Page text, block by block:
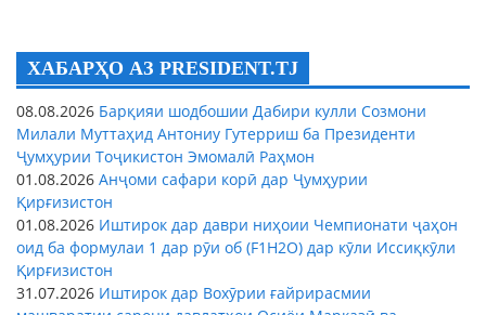
ХАБАРҲО АЗ PRESIDENT.TJ
08.08.2026 Барқияи шодбошии Дабири кулли Созмони
Милали Муттаҳид Антониу Гутерриш ба Президенти
Ҷумҳурии Тоҷикистон Эмомалӣ Раҳмон
01.08.2026 Анҷоми сафари корӣ дар Ҷумҳурии
Қирғизистон
01.08.2026 Иштирок дар даври ниҳоии Чемпионати ҷаҳон
оид ба формулаи 1 дар рӯи об (F1H2O) дар кӯли Иссиқкӯли
Қирғизистон
31.07.2026 Иштирок дар Вохӯрии ғайрирасмии